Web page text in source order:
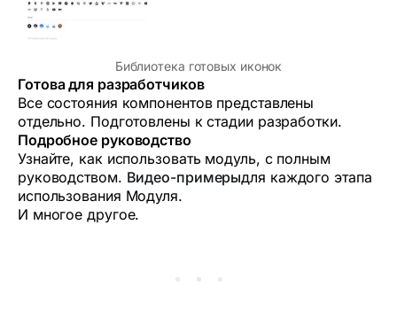
Библиотека готовых иконок
Готовадля разработчиков
Все состояния компонентов представлены
отдельно. Подготовлены к стадии разработки.
Подробное руководство
Узнайте, как использовать модуль, с полным
руководством. Видео-примерыдля каждого этапа
использования Модуля.
И многое другое.